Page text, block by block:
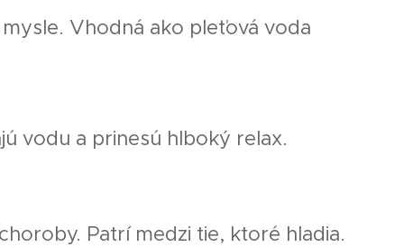
Vhodná ako pleťová voda
vodu a prinesú hlboký relax.
Patrí medzi tie, ktoré hladia.